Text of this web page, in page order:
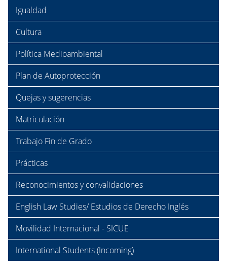
Igualdad
Cultura
Política Medioambiental
Plan de Autoprotección
Quejas y sugerencias
Matriculación
Trabajo Fin de Grado
Prácticas
Reconocimientos y convalidaciones
English Law Studies/ Estudios de Derecho Inglés
Movilidad Internacional - SICUE
International Students (Incoming)